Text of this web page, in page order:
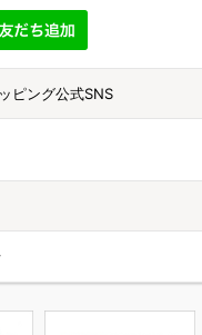
ピング公式SNS